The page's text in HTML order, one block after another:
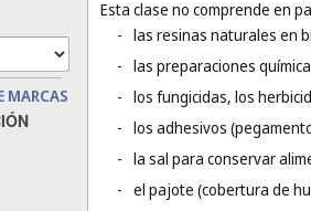
MARCAS
Esta clase no comprende en
- las resinas naturales en
- las preparaciones
- los fungicidas, los
- los adhesivos
- la sal para conservar
- el pajote (cobertura de